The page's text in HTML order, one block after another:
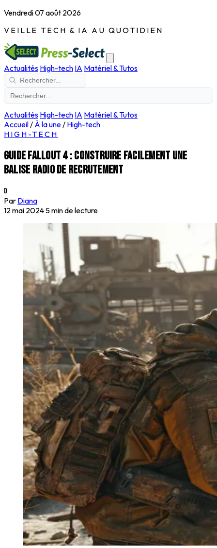
Vendredi 07 août 2026
VEILLE TECH & IA AU QUOTIDIEN
Actualités High-tech IA Matériel & Tutos
Actualités High-tech IA Matériel & Tutos
Accueil/ À la une/ High-tech
HIGH-TECH
Guide Fallout 4 : Construire facilement une
balise radio de recrutement
D
Par Diana
12 mai 2024 5 min de lecture